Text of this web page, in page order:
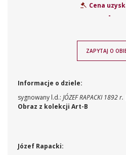
Cena
-
ZAPYTAJ O
Informacje o dziele:
sygnowany l.d.: JÓZEF RAPACKI 1892
Obraz z kolekcji Art-B
Józef Rapacki: